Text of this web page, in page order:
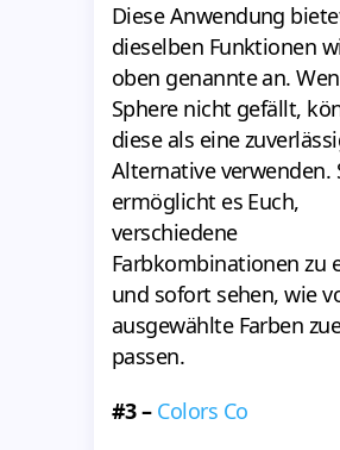
Diese Anwendung
dieselben Funktionen
oben genannte an.
Sphere nicht gefällt,
diese als eine
Alternative verwenden.
ermöglicht es Euch,
verschiedene
Farbkombinationen zu
und sofort sehen, wie
ausgewählte Farben
passen.
#3 – Colors Co